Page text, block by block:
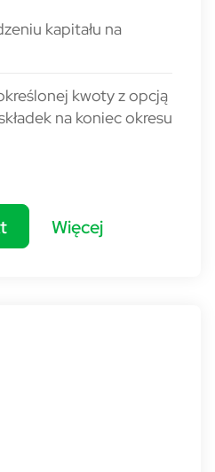
kapitału na
kwoty z opcją
na koniec okresu
Więcej